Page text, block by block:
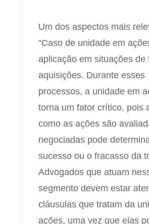
Um dos aspectos mais
“Caso de unidade em
aplicação em situações de
aquisições. Durante esses
processos, a unidade em
torna um fator crítico, pois
como as ações são
negociadas pode
sucesso ou o fracasso da
Advogados que atuam
segmento devem estar
cláusulas que tratam da
ações, uma vez que elas